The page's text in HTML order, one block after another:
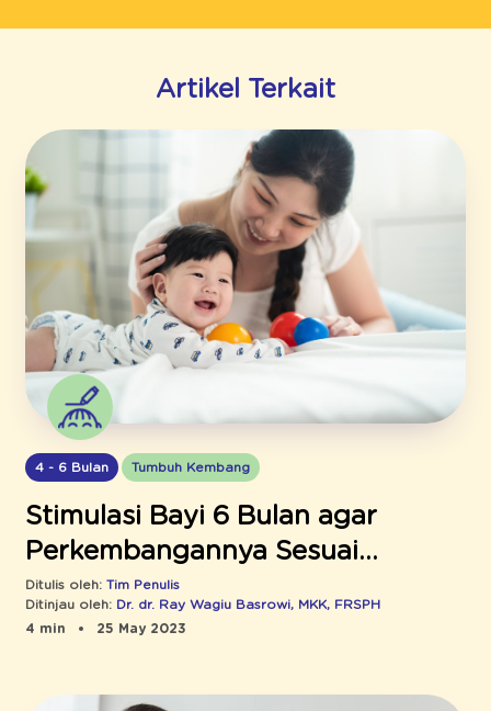
Artikel Terkait
4 - 6 Bulan Tumbuh Kembang
Stimulasi Bayi 6 Bulan agar
Perkembangannya Sesuai
Milestone
Ditulis oleh: Tim Penulis
Ditinjau oleh: Dr. dr. Ray Wagiu Basrowi, MKK, FRSPH
4 min
25 May 2023